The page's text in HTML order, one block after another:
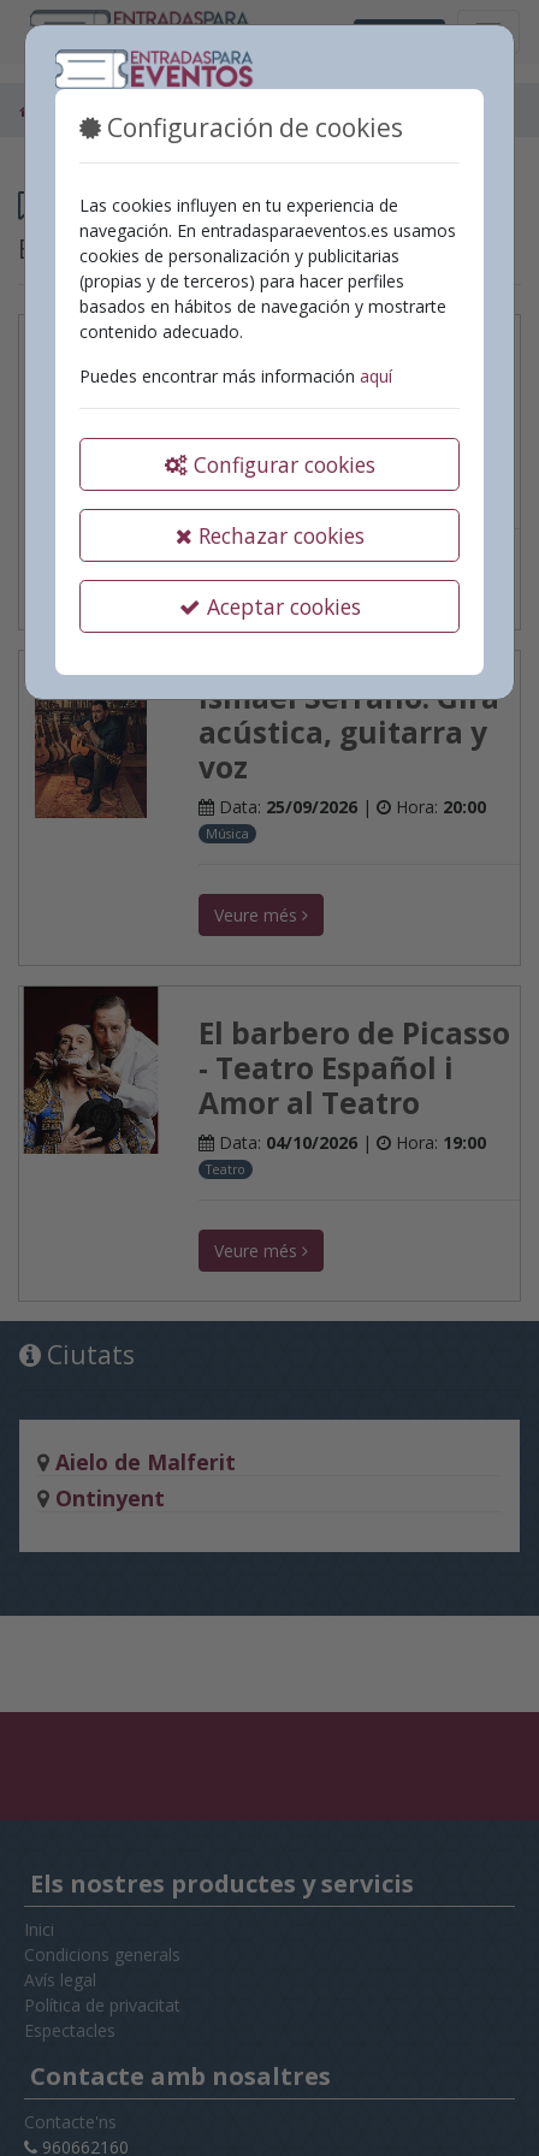
Configuración de cookies
Las cookies influyen en tu experiencia de
navegación. En entradasparaeventos.es usamos
cookies de personalización y publicitarias
(propias y de terceros) para hacer perfiles
basados en hábitos de navegación y mostrarte
contenido adecuado.
Puedes encontrar más información aquí
Configurar cookies
Rechazar cookies
Aceptar cookies
Valencià
Programació
Espectacles
Garfio i el llegat de
Peter Pan de JM
Gestión Teatral
Data:20/09/2026|
Veure més
Ismael Serrano. Gira
acústica, guitarra y
voz
Data: 25/09/2026| Hora: 20:00
Música
Veure més
El barbero de Picasso
- Teatro Español i
Amor al Teatro
Data: 04/10/2026| Hora: 19:00
Teatro
Veure més
Ciutats
Aielo de Malferit
Ontinyent
Els nostres productes y servicis
Inici
Condicions generals
Avís legal
Política de privacitat
Espectacles
Contacte amb nosaltres
Contacte'ns
960662160